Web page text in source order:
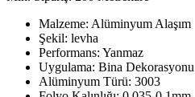
Malzeme: Alüminyum Alaşım
Şekil: levha
Performans: Yanmaz
Uygulama: Bina Dekorasyonu
Alüminyum Türü: 3003